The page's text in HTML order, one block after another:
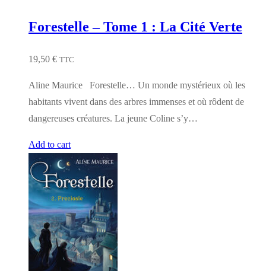
Forestelle – Tome 1 : La Cité Verte
19,50 € TTC
Aline Maurice Forestelle… Un monde mystérieux où les
habitants vivent dans des arbres immenses et où rôdent de
dangereuses créatures. La jeune Coline s’y…
Add to cart